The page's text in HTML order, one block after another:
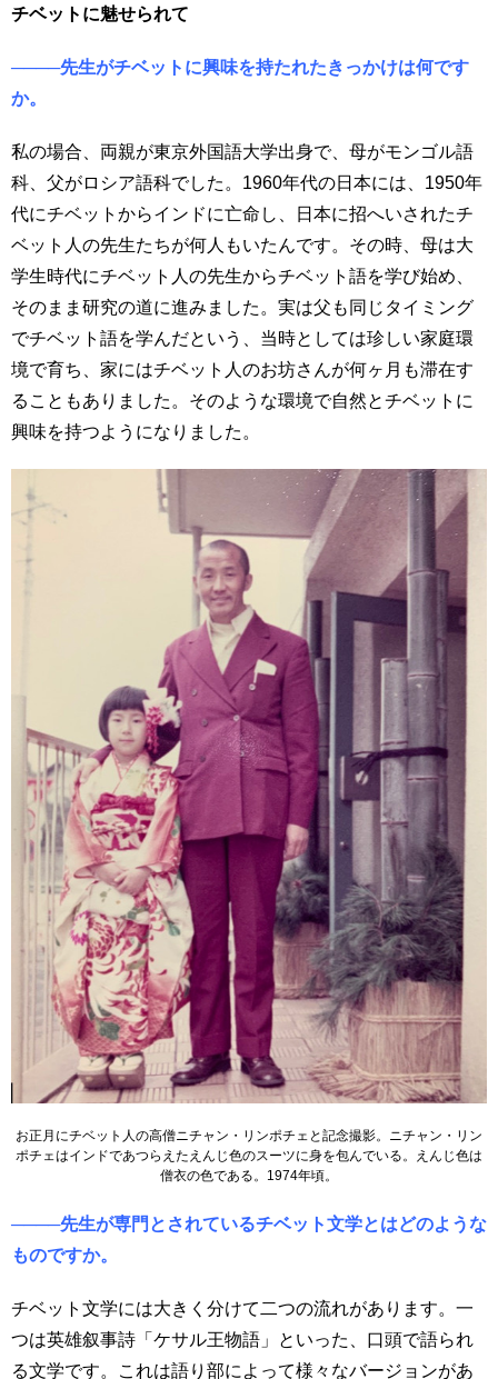
チベットに魅せられて
────先生がチベットに興味を持たれたきっかけは何です
か。
私の場合、両親が東京外国語大学出身で、母がモンゴル語
科、父がロシア語科でした。1960年代の日本には、1950年
代にチベットからインドに亡命し、日本に招へいされたチ
ベット人の先生たちが何人もいたんです。その時、母は大
学生時代にチベット人の先生からチベット語を学び始め、
そのまま研究の道に進みました。実は父も同じタイミング
でチベット語を学んだという、当時としては珍しい家庭環
境で育ち、家にはチベット人のお坊さんが何ヶ月も滞在す
ることもありました。そのような環境で自然とチベットに
興味を持つようになりました。
お正月にチベット人の高僧ニチャン・リンポチェと記念撮影。ニチャン・リン
ポチェはインドであつらえたえんじ色のスーツに身を包んでいる。えんじ色は
僧衣の色である。1974年頃。
────先生が専門とされているチベット文学とはどのような
ものですか。
チベット文学には大きく分けて二つの流れがあります。一
つは英雄叙事詩「ケサル王物語」といった、口頭で語られ
る文学です。これは語り部によって様々なバージョンがあ